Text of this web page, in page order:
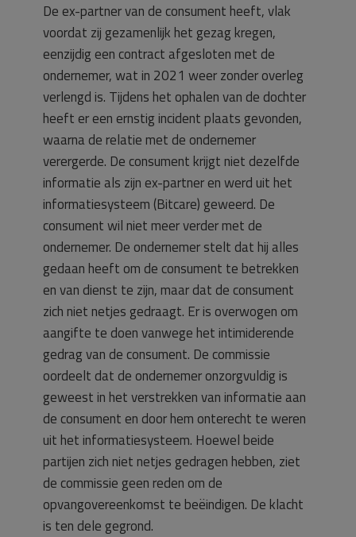
De ex-partner van de consument heeft, vlak
voordat zij gezamenlijk het gezag kregen,
eenzijdig een contract afgesloten met de
ondernemer, wat in 2021 weer zonder overleg
verlengd is. Tijdens het ophalen van de dochter
heeft er een ernstig incident plaats gevonden,
waarna de relatie met de ondernemer
verergerde. De consument krijgt niet dezelfde
informatie als zijn ex-partner en werd uit het
informatiesysteem (Bitcare) geweerd. De
consument wil niet meer verder met de
ondernemer. De ondernemer stelt dat hij alles
gedaan heeft om de consument te betrekken
en van dienst te zijn, maar dat de consument
zich niet netjes gedraagt. Er is overwogen om
aangifte te doen vanwege het intimiderende
gedrag van de consument. De commissie
oordeelt dat de ondernemer onzorgvuldig is
geweest in het verstrekken van informatie aan
de consument en door hem onterecht te weren
uit het informatiesysteem. Hoewel beide
partijen zich niet netjes gedragen hebben, ziet
de commissie geen reden om de
opvangovereenkomst te beëindigen. De klacht
is ten dele gegrond.